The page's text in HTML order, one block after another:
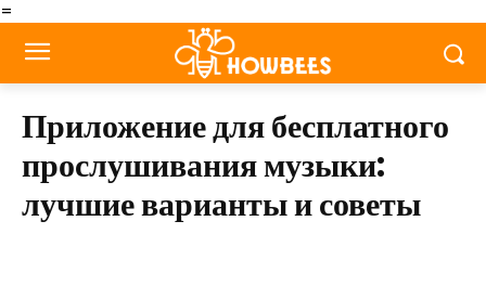
=
Приложение для бесплатного
прослушивания музыки:
лучшие варианты и советы